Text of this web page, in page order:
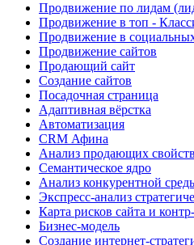
Продвижение по лидам
Продвижение в топ -
Продвижение в
Продвижение сайтов
Продающий сайт
Создание сайтов
Посадочная страница
Адаптивная вёрстка
Автоматизация
CRM Афина
Анализ продающих
Семантическое ядро
Анализ конкурентной
Экспресс-анализ
Карта рисков сайта и
Бизнес-модель
Создание интернет-